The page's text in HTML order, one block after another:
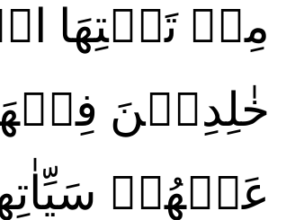
مِنۡ تَحۡتِهَا
خٰلِدِيۡنَ فِيۡهَا
عَنۡهُمۡ